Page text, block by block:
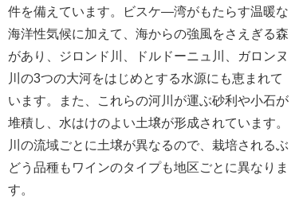
件を備えています。ビスケ―湾がもたらす温暖な
海洋性気候に加えて、海からの強風をさえぎる森
があり、ジロンド川、ドルドーニュ川、ガロンヌ
川の3つの大河をはじめとする水源にも恵まれて
います。また、これらの河川が運ぶ砂利や小石が
堆積し、水はけのよい土壌が形成されています。
川の流域ごとに土壌が異なるので、栽培されるぶ
どう品種もワインのタイプも地区ごとに異なりま
す。